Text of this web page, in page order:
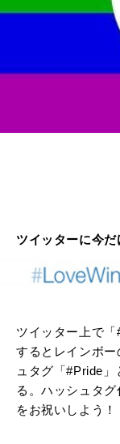
ツイッターに今だ
ツイッター上で
するとレインボ
ュタグ「#Pride
る。ハッシュタ
をお祝いしよう！